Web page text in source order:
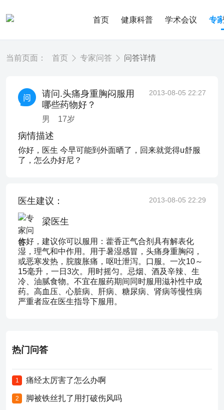
首页 健康科普 学术会议 专
当前页面： 首页 专家问答 问答详情
请问.头痛身重胸闷服用
哪些药物好？
男 17岁
2013-08-05 22:27
病情描述
你好，医生 今早可能到外面晒了，回来就觉得u舒服
了，怎么办好尼？
医生建议： 2013-08-05 22:29
梁医生
你好，建议你可以服用：藿香正气合剂具有解表化
湿，理气和中作用。用于暑湿感冒，头痛身重胸闷，
或恶寒发热，脘腹胀痛，呕吐泄泻。口服。一次10～
15毫升，一日3次。用时摇匀。忌烟、酒及辛辣、生
冷、油腻食物。不宜在服药期间同时服用滋补性中成
药。高血压、心脏病、肝病、糖尿病、肾病等慢性病
严重者应在医生指导下服用。
热门问答
1 痛经太厉害了怎么办啊
2 脚被铁丝扎了用打破伤风吗